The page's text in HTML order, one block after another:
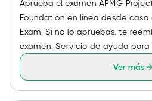
Aprueba el examen APMG
Foundation en línea desde casa
Exam. Si no lo apruebas, te
examen. Servicio de ayuda para
Ver más